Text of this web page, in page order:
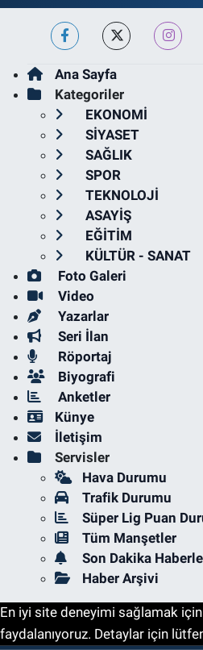
Ana Sayfa
Kategoriler
EKONOMİ
SİYASET
SAĞLIK
SPOR
TEKNOLOJİ
ASAYİŞ
EĞİTİM
KÜLTÜR - SANAT
Foto Galeri
Video
Yazarlar
Seri İlan
Röportaj
Biyografi
Anketler
Künye
İletişim
Servisler
Hava Durumu
Trafik Durumu
Süper Lig Puan
Tüm Manşetler
Son Dakika
Haber Arşivi
En iyi site deneyimi sağlamak
faydalanıyoruz. Detaylar için